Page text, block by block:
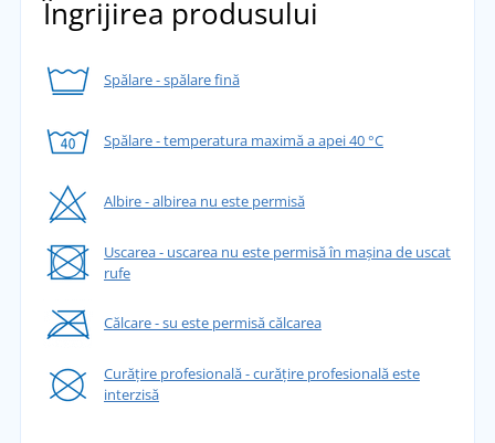
Îngrijirea produsului
Spălare - spălare fină
Spălare - temperatura maximă a apei 40 °C
Albire - albirea nu este permisă
Uscarea - uscarea nu este permisă în mașina de uscat
rufe
Călcare - su este permisă călcarea
Curățire profesională - curățire profesională este
interzisă